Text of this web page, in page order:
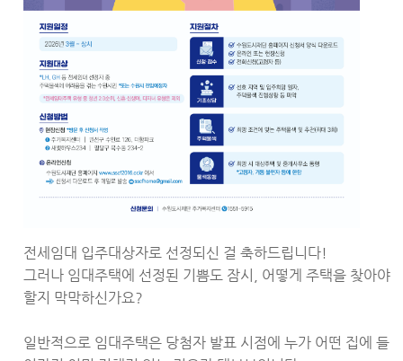
전세임대 입주대상자로 선정되신 걸 축하드립니다!
그러나 임대주택에 선정된 기쁨도 잠시, 어떻게 주택을 찾아야
할지 막막하신가요?
일반적으로 임대주택은 당첨자 발표 시점에 누가 어떤 집에 들